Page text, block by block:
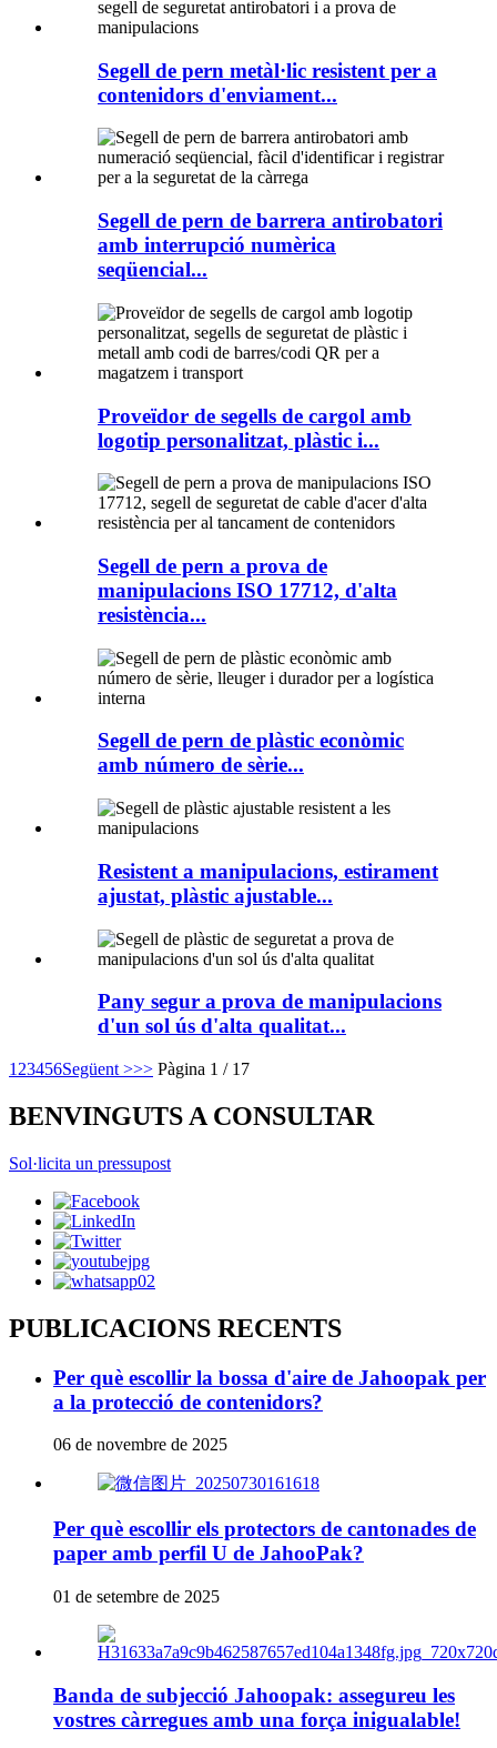
Segell de pern metàl·lic resistent per a
contenidors d'enviament...
Segell de pern de barrera antirobatori
amb interrupció numèrica
seqüencial...
Proveïdor de segells de cargol amb
logotip personalitzat, plàstic i...
Segell de pern a prova de
manipulacions ISO 17712, d'alta
resistència...
Segell de pern de plàstic econòmic
amb número de sèrie...
Resistent a manipulacions, estirament
ajustat, plàstic ajustable...
Pany segur a prova de manipulacions
d'un sol ús d'alta qualitat...
1 23456Següent >>> Pàgina 1 / 17
BENVINGUTS A CONSULTAR
Sol·licita un pressupost
PUBLICACIONS RECENTS
Per què escollir la bossa d'aire de Jahoopak per
a la protecció de contenidors?
06 de novembre de 2025
Per què escollir els protectors de cantonades de
paper amb perfil U de JahooPak?
01 de setembre de 2025
Banda de subjecció Jahoopak: assegureu les
vostres càrregues amb una força inigualable!